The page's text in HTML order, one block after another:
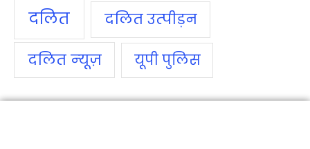
दलित दलित उत्‍पीड़न
दलित न्‍यूज़ यूपी पुलिस